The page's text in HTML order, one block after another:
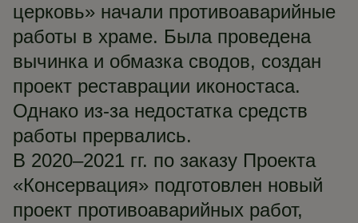
церковь» начали противоаварийные
работы в храме. Была проведена
вычинка и обмазка сводов, создан
проект реставрации иконостаса.
Однако из-за недостатка средств
работы прервались.
В 2020–2021 гг. по заказу Проекта
«Консервация» подготовлен новый
проект противоаварийных работ,